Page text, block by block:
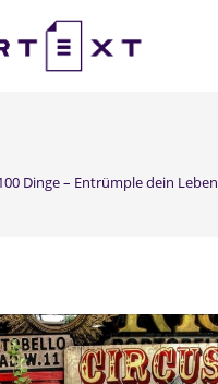
Dinge – Entrümple dein Leben